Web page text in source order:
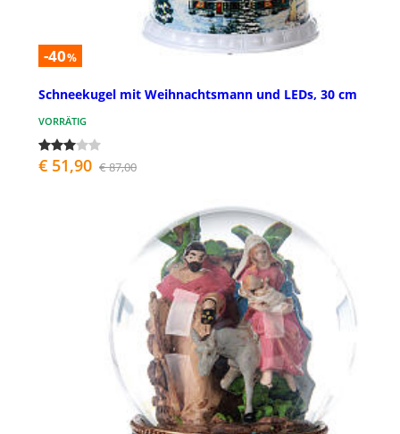
-40%
Schneekugel mit Weihnachtsmann und LEDs, 30 cm
VORRÄTIG
€ 51,90 € 87,00